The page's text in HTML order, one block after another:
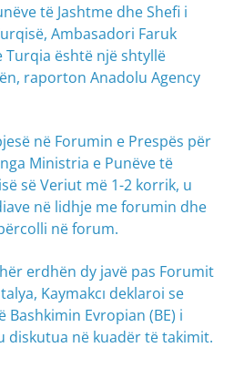
të Jashtme dhe Shefi i
Ambasadori Faruk
Turqia është një shtyllë
raporton Anadolu Agency
në Forumin e Prespës për
Ministria e Punëve të
së Veriut më 1-2 korrik, u
në lidhje me forumin dhe
në forum.
erdhën dy javë pas Forumit
Kaymakcı deklaroi se
Evropian (BE) i
diskutua në kuadër të takimit.